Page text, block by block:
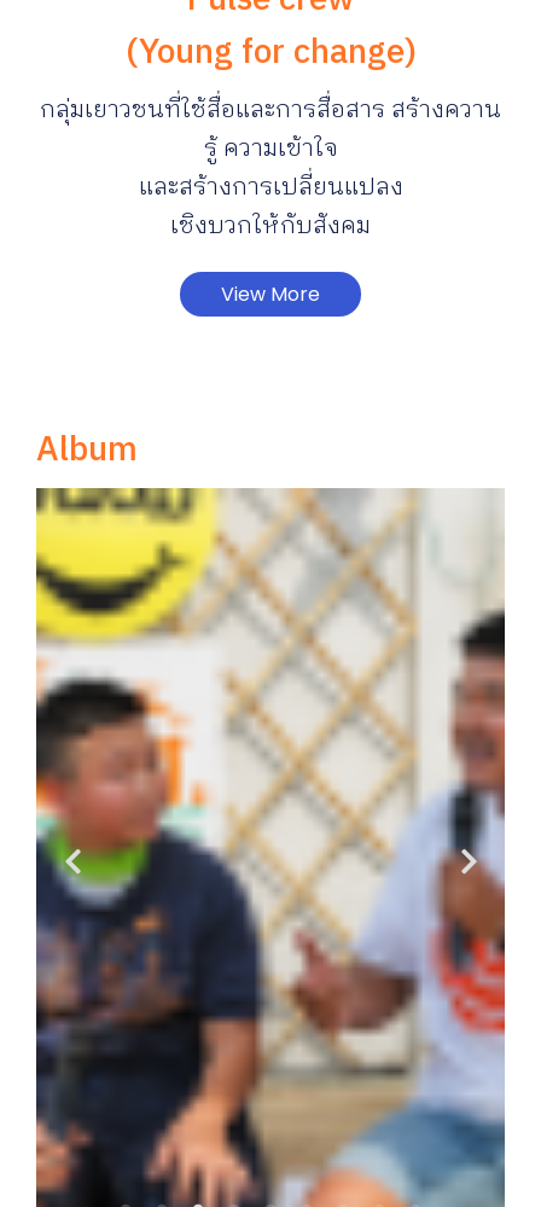
(Young for change)
กลุ่มเยาวชนที่ใช้สื่อและการสื่อสาร สร้างควาน
รู้ ความเข้าใจ
และสร้างการเปลี่ยนแปลง
เชิงบวกให้กับสังคม
View More
Album